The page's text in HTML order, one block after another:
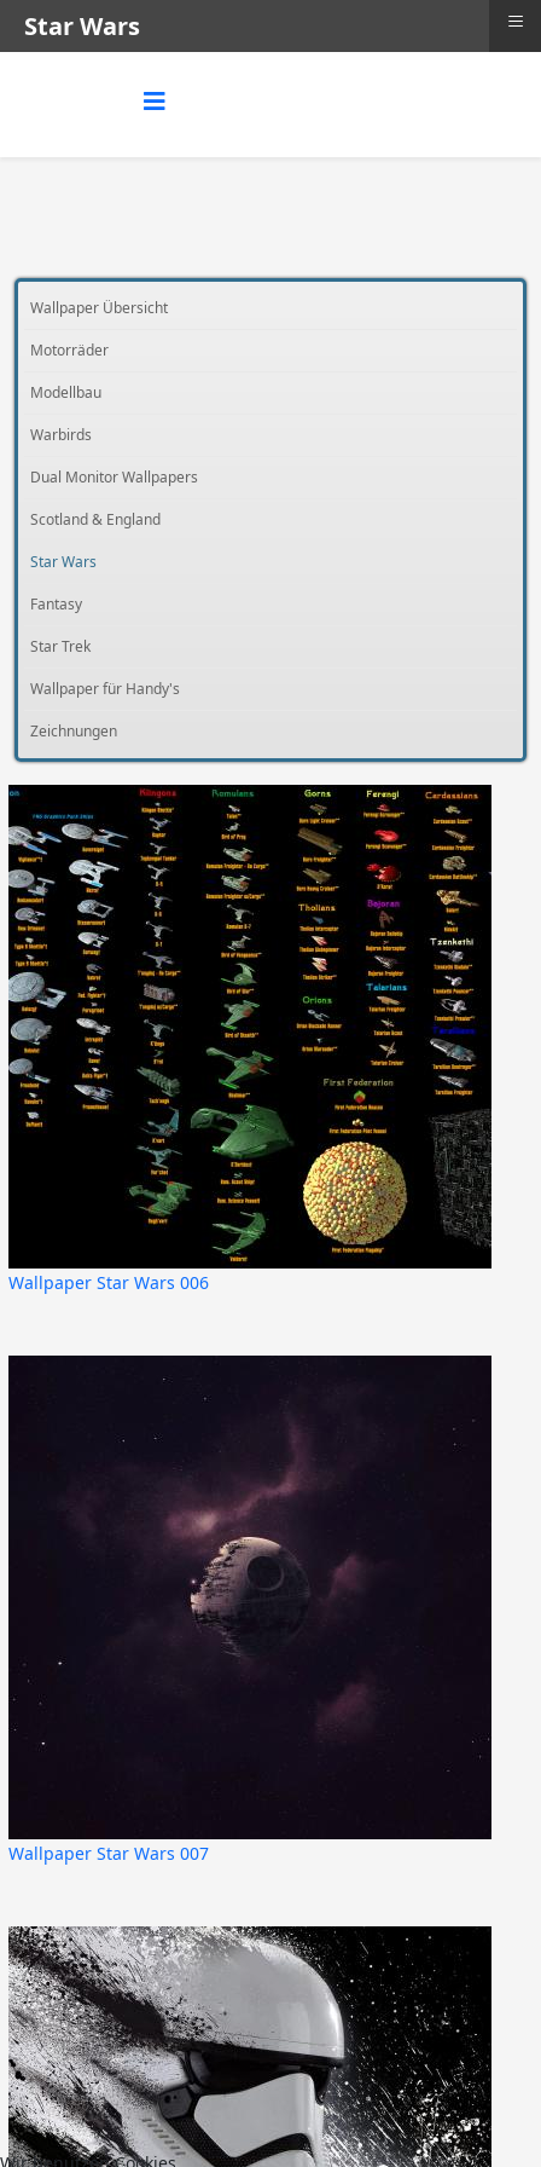
Wallpaper Übersicht
Motorräder
Modellbau
Warbirds
Dual Monitor Wallpapers
Scotland & England
Star Wars
Fantasy
Star Trek
Wallpaper für Handy's
Zeichnungen
Wallpaper Star Wars 006
Wallpaper Star Wars 007
Star Wars ≡